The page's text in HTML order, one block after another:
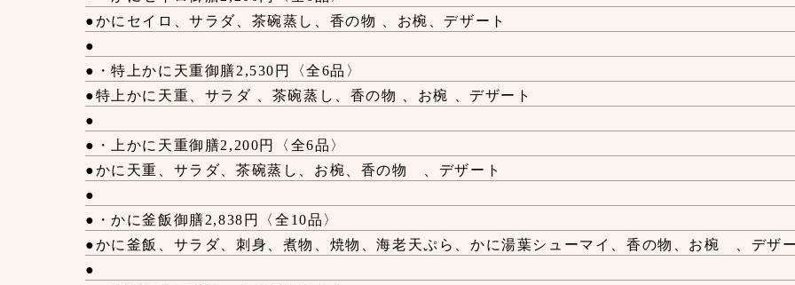
●かにセイロ、サラダ、茶碗蒸し、香の物 、お椀、デザート
●
●・特上かに天重御膳2,530円〈全6品〉
●特上かに天重、サラダ 、茶碗蒸し、香の物 、お椀 、デザート
●
●・上かに天重御膳2,200円〈全6品〉
●かに天重、サラダ、茶碗蒸し、お椀、香の物 、デザート
●
●・かに釜飯御膳2,838円〈全10品〉
●かに釜飯、サラダ、刺身、煮物、焼物、海老天ぷら、かに湯葉シューマイ、香の物、お椀 、デザ
●